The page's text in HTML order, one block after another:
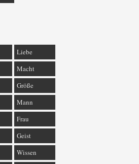
Liebe
Macht
Größe
Mann
Frau
Geist
Wissen